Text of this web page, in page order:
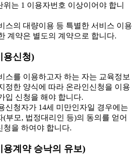
위는 1 이용자번호 이상이어야 합니
스의 대량이용 등 특별한 서비스 이용
계약은 별도의 계약으로 합니다.
용신청)
스를 이용하고자 하는 자는 교육정보
정한 양식에 따라 온라인신청을 이용
입 신청을 해야 합니다.
신청자가 14세 미만인자일 경우에는
(부모, 법정대리인 등)의 동의를 얻어
청을 하여야 합니다.
용계약 승낙의 유보)